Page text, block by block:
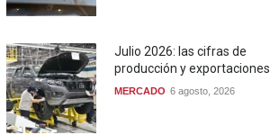
Julio 2026: las cifras de
producción y exportaciones
MERCADO 6 agosto, 2026